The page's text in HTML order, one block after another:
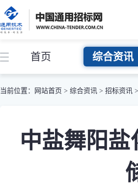
首页 综合资讯
当前位置： 网站首页 > 综合资讯 > 招标资讯 >
中盐舞阳盐